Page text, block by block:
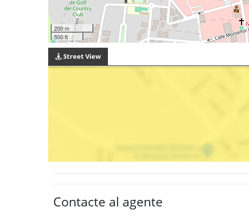
200 m
500 ft
Street View
Contacte al agente